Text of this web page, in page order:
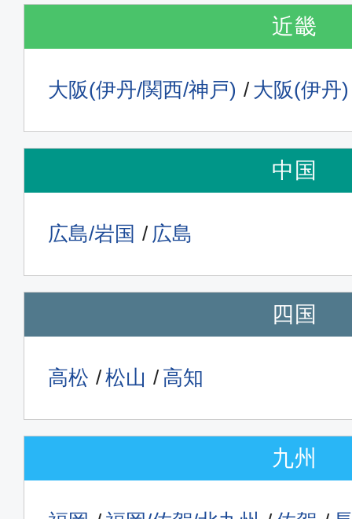
近畿
大阪(伊丹/関西/神戸) 大阪(伊丹)
中国
広島/岩国 広島
四国
高松 松山 高知
九州